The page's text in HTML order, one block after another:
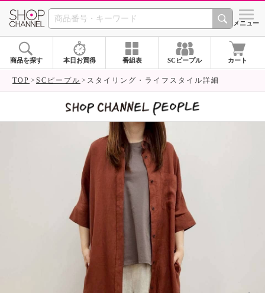
SHOP CHANNEL シメニュー
商品を探す 本日お買得 番組表 SCピープル カート
TOP SCピープル スタイリング・ライフスタイル詳細